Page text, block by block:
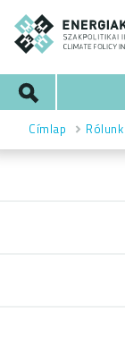
Ugrás
tartalomra
Morzsa
Címlap Rólunk